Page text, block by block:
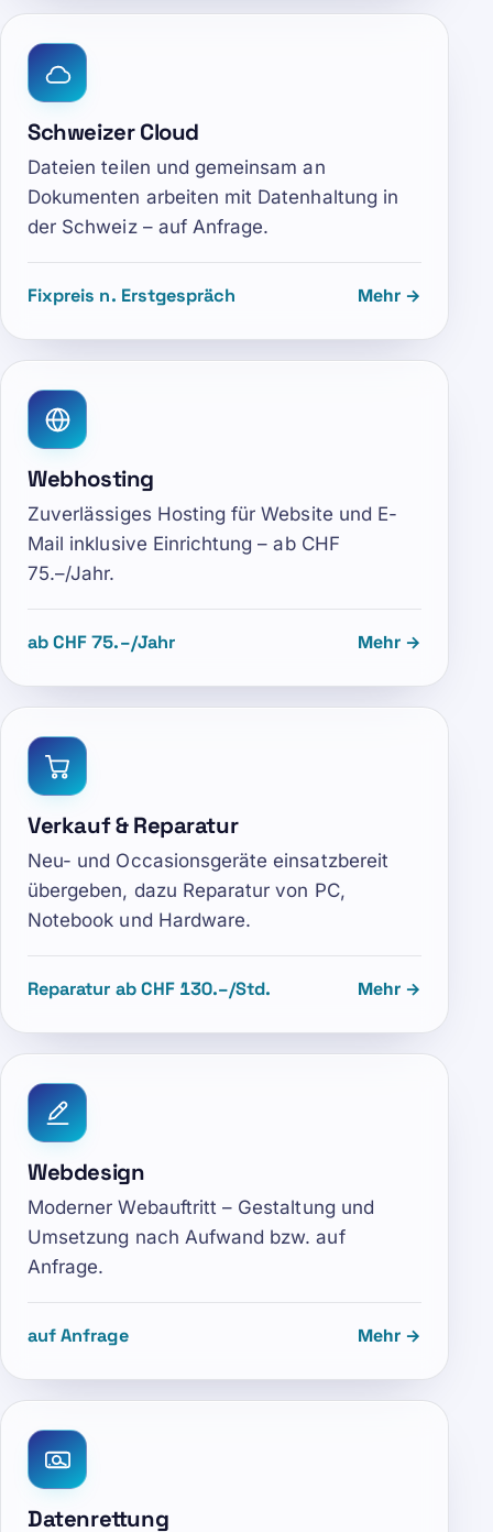
Schweizer Cloud
Dateien teilen und gemeinsam an
Dokumenten arbeiten mit Datenhaltung in
der Schweiz – auf Anfrage.
Fixpreis n. Erstgespräch Mehr →
Webhosting
Zuverlässiges Hosting für Website und E-
Mail inklusive Einrichtung – ab CHF
75.–/Jahr.
ab CHF 75.–/Jahr Mehr →
Verkauf & Reparatur
Neu- und Occasionsgeräte einsatzbereit
übergeben, dazu Reparatur von PC,
Notebook und Hardware.
Reparatur ab CHF 130.–/Std. Mehr →
Webdesign
Moderner Webauftritt – Gestaltung und
Umsetzung nach Aufwand bzw. auf
Anfrage.
auf Anfrage Mehr →
Datenrettung